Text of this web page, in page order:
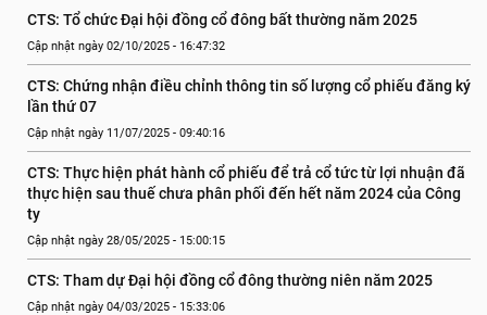
CTS: Tổ chức Đại hội đồng cổ đông bất thường năm 2025
Cập nhật ngày 02/10/2025 - 16:47:32
CTS: Chứng nhận điều chỉnh thông tin số lượng cổ phiếu đăng ký
lần thứ 07
Cập nhật ngày 11/07/2025 - 09:40:16
CTS: Thực hiện phát hành cổ phiếu để trả cổ tức từ lợi nhuận đã
thực hiện sau thuế chưa phân phối đến hết năm 2024 của Công
ty
Cập nhật ngày 28/05/2025 - 15:00:15
CTS: Tham dự Đại hội đồng cổ đông thường niên năm 2025
Cập nhật ngày 04/03/2025 - 15:33:06